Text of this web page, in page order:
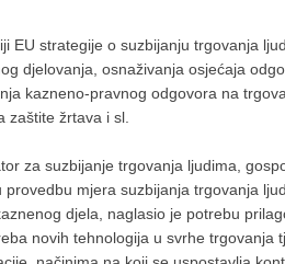
EU strategije o suzbijanju trgovanja
djelovanja, osnaživanja osjećaja
kazneno-pravnog odgovora na
zaštite žrtava i sl.
za suzbijanje trgovanja ljudima,
mjera suzbijanja trgovanja
djela, naglasio je potrebu
novih tehnologija u svrhe trgovanja